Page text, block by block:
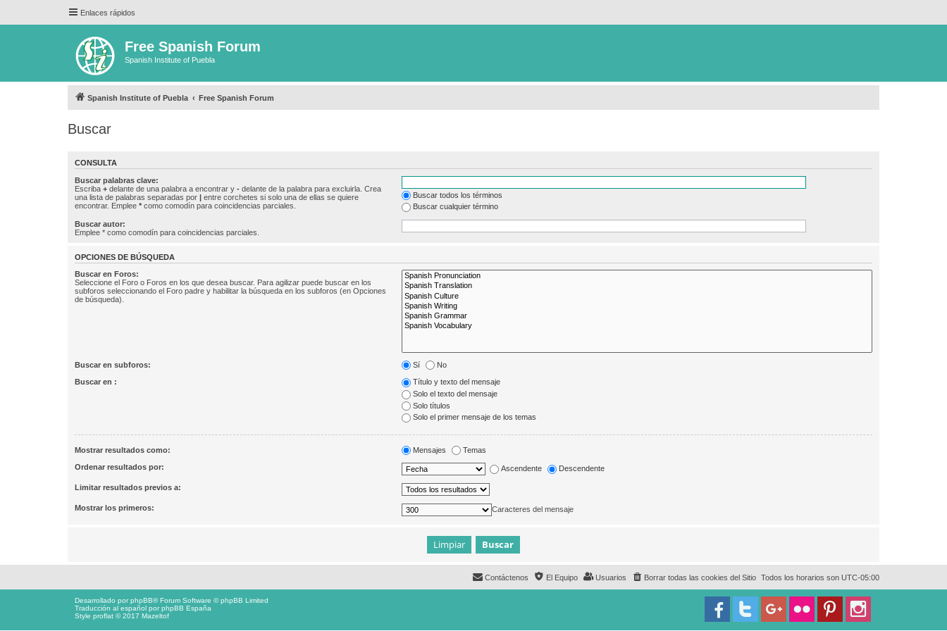
Enlaces rápidos
Free Spanish Forum
Spanish Institute of Puebla
Spanish Institute of Puebla Free Spanish Forum
Buscar
CONSULTA
Buscar palabras clave:
Escriba + delante de una palabra a encontrar y - delante de la palabra para excluirla. Crea
una lista de palabras separadas por | entre corchetes si solo una de ellas se quiere
encontrar. Emplee * como comodín para coincidencias parciales.
Buscar todos los términos
Buscar cualquier término
Buscar autor:
Emplee * como comodín para coincidencias parciales.
OPCIONES DE BÚSQUEDA
Buscar en Foros:
Seleccione el Foro o Foros en los que desea buscar. Para agilizar puede buscar en los
subforos seleccionando el Foro padre y habilitar la búsqueda en los subforos (en Opciones
de búsqueda).
Buscar en subforos: Sí No
Buscar en :
Título y texto del mensaje
Solo el texto del mensaje
Solo títulos
Solo el primer mensaje de los temas
Mostrar resultados como: Mensajes Temas
Ordenar resultados por: Ascendente Descendente
Limitar resultados previos a:
Mostrar los primeros: Caracteres del mensaje
Todos los horarios son UTC-05:00
Borrar todas las cookies del Sitio
Usuarios
El Equipo
Contáctenos
Desarrollado porphpBB® Forum Software © phpBB Limited
Traducción al español porphpBB España
Style proflat © 2017 Mazeltof